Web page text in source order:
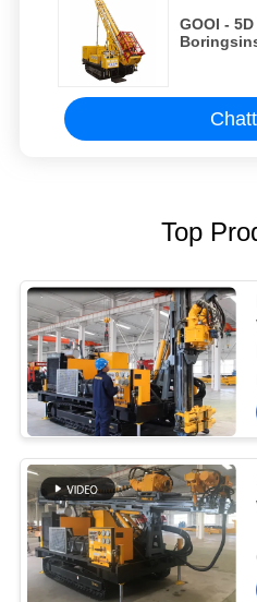
GOOI -
Top